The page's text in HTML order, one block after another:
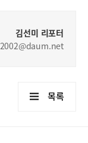
김선미 리포터
목록